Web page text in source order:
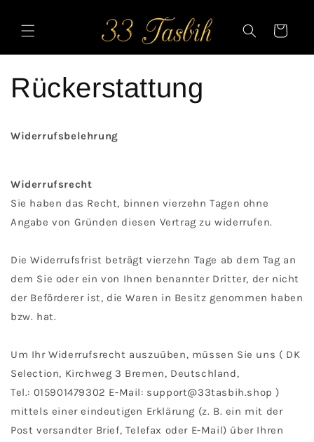
content
Cart
Rückerstattung
Widerrufsbelehrung
Widerrufsrecht
Sie haben das Recht, binnen vierzehn Tagen ohne
Angabe von Gründen diesen Vertrag zu widerrufen.
Die Widerrufsfrist beträgt vierzehn Tage ab dem Tag an
dem Sie oder ein von Ihnen benannter Dritter, der nicht
der Beförderer ist, die Waren in Besitz genommen haben
bzw. hat.
Um Ihr Widerrufsrecht auszuüben, müssen Sie uns ( DK
Selection, Kirchweg 3 Bremen, Deutschland,
Tel.: 015901479302 E-Mail: support@33tasbih.shop )
mittels einer eindeutigen Erklärung (z. B. ein mit der
Post versandter Brief, Telefax oder E-Mail) über Ihren